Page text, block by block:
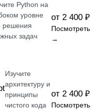
Python на
уровне
решения
задач
от 2 400 ₽
Посмотреть
→
Изучите
архитектуру и
принципы
чистого кода
от 2 400 ₽
Посмотреть